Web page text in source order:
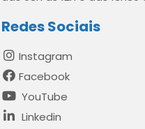
Redes Sociais
Instagram
Facebook
YouTube
Linkedin